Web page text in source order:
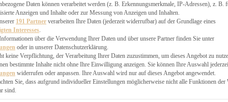
Daten können verarbeitet werden (z. B. Erkennungsmerkmale, IP-Adressen), z. B.
Anzeigen und Inhalte oder zur Messung von Anzeigen und Inhalten.
191 Partner verarbeiten Ihre Daten (jederzeit widerrufbar) auf der Grundlage eines
Interesses.
über die Verwendung Ihrer Daten und über unsere Partner finden Sie unter
oder in unserer Datenschutzerklärung.
keine Verpflichtung, der Verarbeitung Ihrer Daten zuzustimmen, um dieses Angebot zu
bestimmte Inhalte nicht ohne Ihre Einwilligung anzeigen. Sie können Ihre Auswahl
widerrufen oder anpassen. Ihre Auswahl wird nur auf dieses Angebot angewendet.
Sie, dass aufgrund individueller Einstellungen möglicherweise nicht alle Funktionen der
sind.